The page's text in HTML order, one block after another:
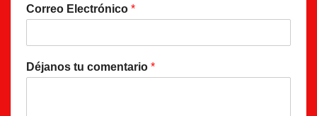
Correo Electrónico *
Déjanos tu comentario *